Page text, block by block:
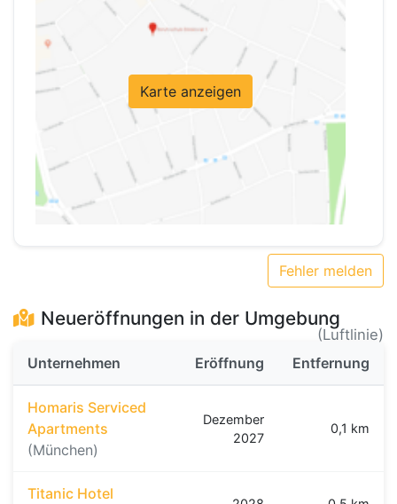
Karte anzeigen
Fehler melden
Neueröffnungen in der Umgebung
(Luftlinie)
Unternehmen
Eröffnung Entfernung
Homaris Serviced
Apartments
(München)
Dezember
2027
0,1 km
Titanic Hotel